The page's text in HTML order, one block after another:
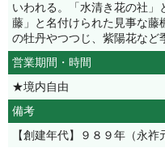
いわれる。「水清き花の社
藤」と名付けられた見事な藤
の牡丹やつつじ、紫陽花など
営業期間・時間
★境内自由
備考
【創建年代】９８９年（永祚